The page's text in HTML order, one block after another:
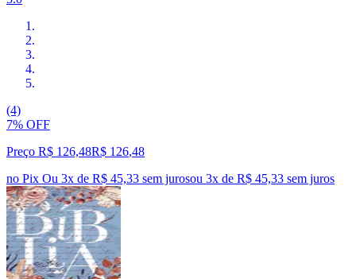
(4)
7% OFF
Preço R$ 126,48R$ 126,48
no Pix Ou 3x de R$ 45,33 sem jurosou 3x de R$ 45,33 sem juros